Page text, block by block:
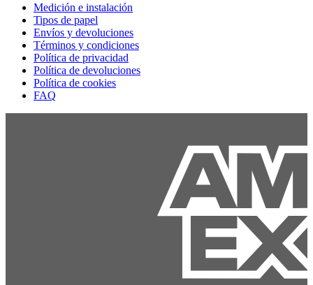
Medición e instalación
Tipos de papel
Envíos y devoluciones
Términos y condiciones
Política de privacidad
Política de devoluciones
Política de cookies
FAQ